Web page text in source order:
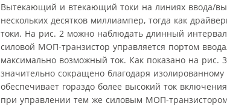
Вытекающий и втекающий токи на линиях ввода/
нескольких десятков миллиампер, тогда как
токи. На рис. 2 можно наблюдать длинный
силовой МОП-транзистор управляется портом
максимально возможный ток. Как показано на рис.
значительно сокращено благодаря
обеспечивает гораздо более высокий ток
при управлении тем же силовым МОП-